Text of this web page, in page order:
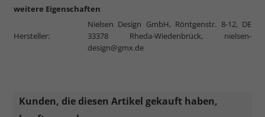
weitere Eigenschaften
Hersteller:
Nielsen Design GmbH, Röntgenstr. 8-12, DE
33378 Rheda-Wiedenbrück, nielsen-
design@gmx.de
Kunden, die diesen Artikel gekauft haben,